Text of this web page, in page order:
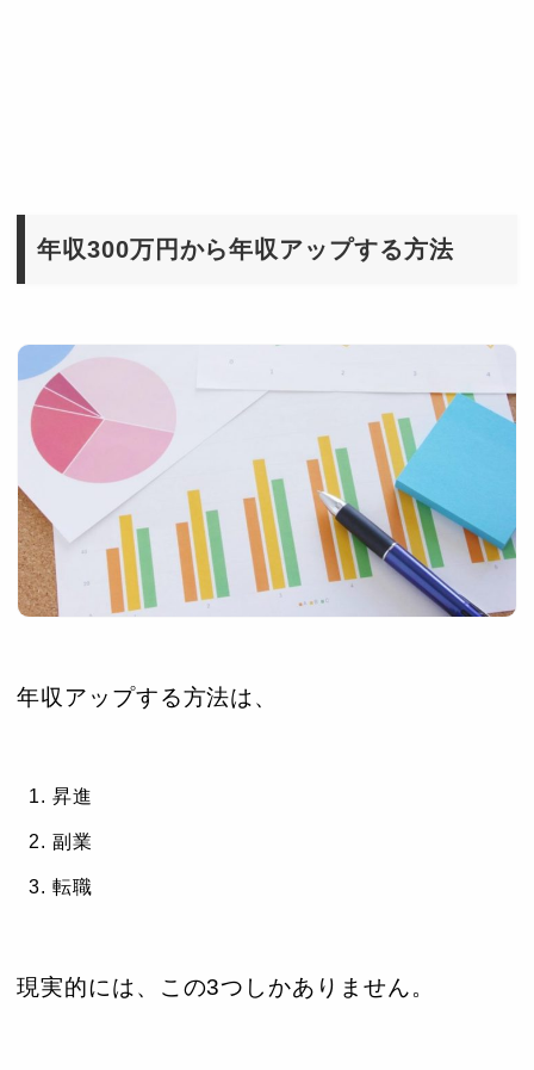
年収300万円から年収アップする方法
年収アップする方法は、
昇進
副業
転職
現実的には、この3つしかありません。